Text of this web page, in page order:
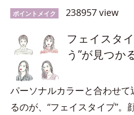
ポイントメイク 238957 view
フェイスタ
う”が見つか
パーソナルカラーと合わせ
るのが、“フェイスタイプ”。